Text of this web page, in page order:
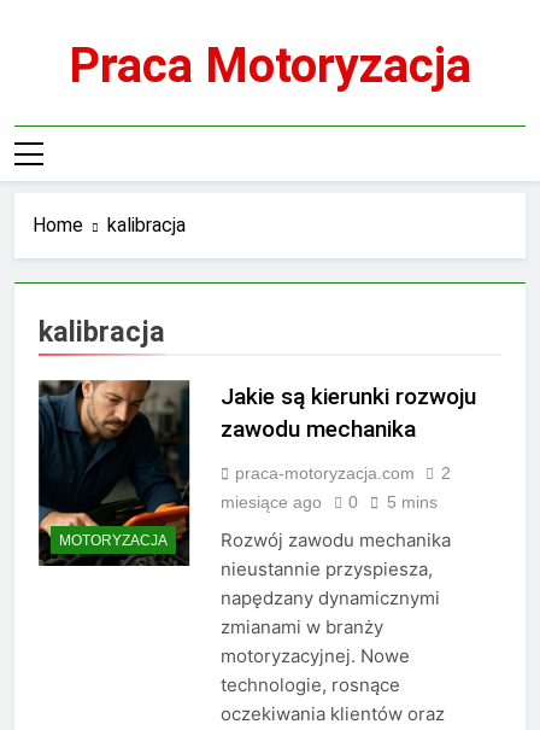
Praca Motoryzacja
Home kalibracja
kalibracja
MOTORYZACJA
Jakie są kierunki rozwoju
zawodu mechanika
praca-motoryzacja.com
2
miesiące ago
0 5 mins
Rozwój zawodu mechanika
nieustannie przyspiesza,
napędzany dynamicznymi
zmianami w branży
motoryzacyjnej. Nowe
technologie, rosnące
oczekiwania klientów oraz